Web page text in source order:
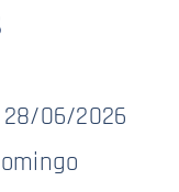
28/06/2026